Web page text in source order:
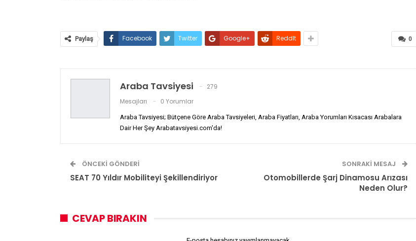
0
Paylaş Facebook Twitter Google+ ReddIt
Araba Tavsiyesi
279
Mesajları
0 Yorumlar
Araba Tavsiyesi; Bütçene Göre Araba Tavsiyeleri, Araba Fiyatları, Araba Yorumları Kısacası Arabalara
Dair Her Şey Arabatavsiyesi.com'da!
ÖNCEKI GÖNDERI
SEAT 70 Yıldır Mobiliteyi Şekillendiriyor
SONRAKI MESAJ
Otomobillerde Şarj Dinamosu Arızası
Neden Olur?
CEVAP BIRAKIN